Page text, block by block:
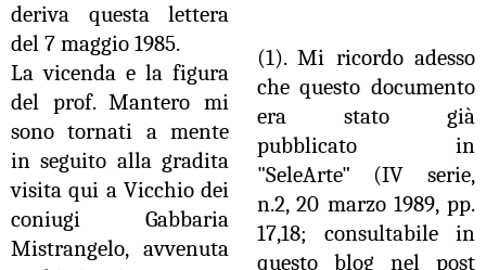
deriva questa lettera
del 7 maggio 1985.
La vicenda e la figura
del prof. Mantero mi
sono tornati a mente
in seguito alla gradita
visita qui a Vicchio dei
coniugi Gabbaria
Mistrangelo, avvenuta
(1). Mi ricordo adesso
che questo documento
era stato già
pubblicato in
"SeleArte" (IV serie,
n.2, 20 marzo 1989, pp.
17,18; consultabile in
questo blog nel post